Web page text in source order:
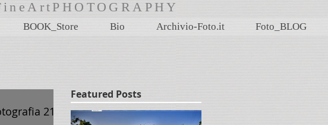
BOOK_Store Bio Archivio-Foto.it Foto_BLOG
21
Featured Posts